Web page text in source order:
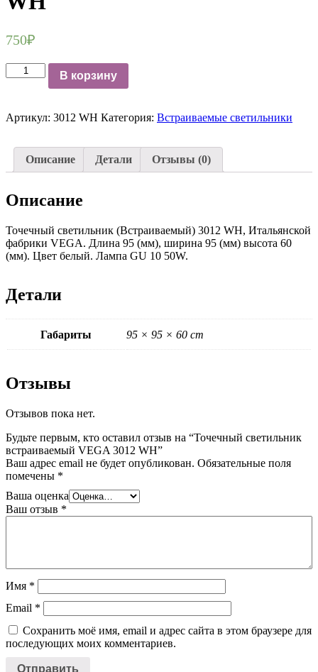
750₽
Количество
Точечный
VEGA
WH
В корзину
Артикул: 3012 WH Категория: Встраиваемые светильники
Описание Детали Отзывы (0)
Описание
Точечный светильник (Встраиваемый) 3012 WH, Итальянской
фабрики VEGA. Длина 95 (мм), ширина 95 (мм) высота 60
(мм). Цвет белый. Лампа GU 10 50W.
Детали
Габариты 95 × 95 × 60 cm
Отзывы
Отзывов пока нет.
Будьте первым, кто оставил отзыв на “Точечный светильник
встраиваемый VEGA 3012 WH”
Ваш адрес email не будет опубликован. Обязательные поля
помечены *
Ваша оценка
Ваш отзыв *
Имя *
Email *
Сохранить моё имя, email и адрес сайта в этом браузере для
последующих моих комментариев.